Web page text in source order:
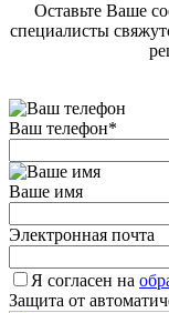
Оставьте Ваше
специалисты
Ваш телефон*
Ваше имя
Электронная почта
Я согласен на
Защита от